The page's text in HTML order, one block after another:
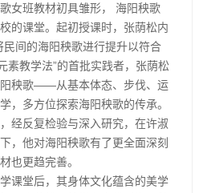
女班教材初具雏形， 海阳秧歌
的课堂。起初授课时，张荫松内
民间的海阳秧歌进行提升以符合
素教学法”的首批实践者，张荫松
阳秧歌——从基本体态、步伐、运
，多方位探索海阳秧歌的传承。
经反复检验与深入研究，在许淑
，他对海阳秧歌有了更全面深刻
也更趋完善。
课堂后，其身体文化蕴含的美学